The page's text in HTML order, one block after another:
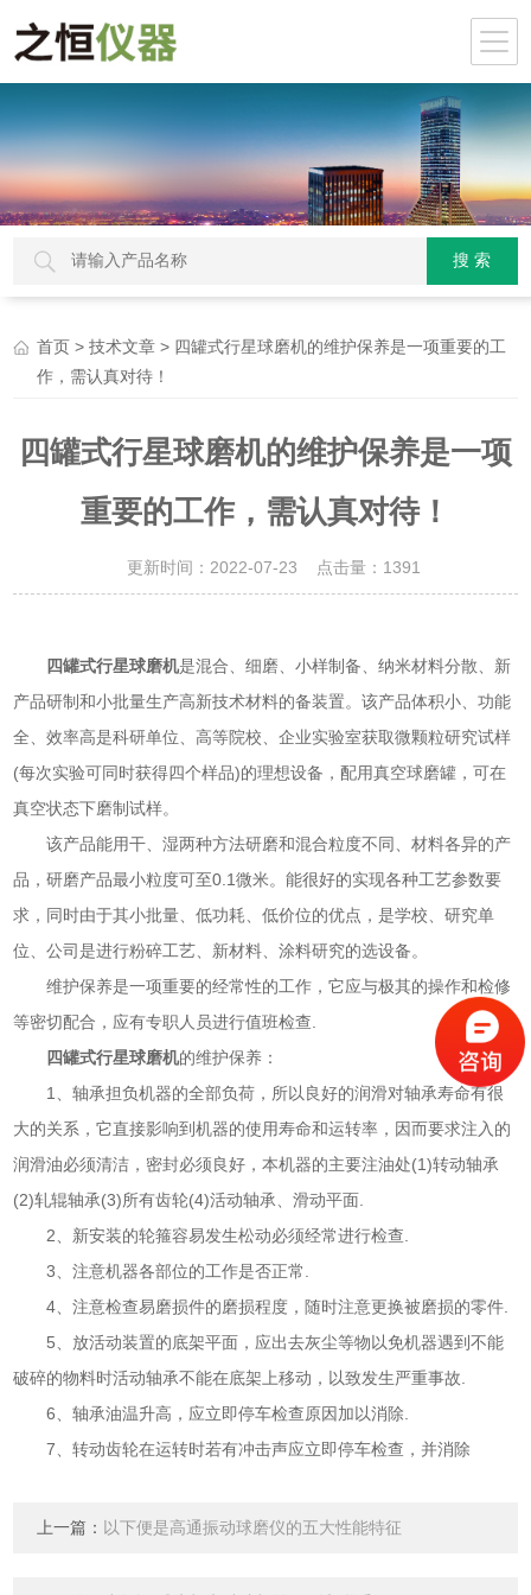
首页 >技术文章 > 四罐式行星球磨机的维护保养是一项重要的工
作，需认真对待！
四罐式行星球磨机的维护保养是一项
重要的工作，需认真对待！
更新时间：2022-07-23 点击量： 1391
四罐式行星球磨机是混合、细磨、小样制备、纳米材料分散、新
产品研制和小批量生产高新技术材料的备装置。该产品体积小、功能
全、效率高是科研单位、高等院校、企业实验室获取微颗粒研究试样
(每次实验可同时获得四个样品)的理想设备，配用真空球磨罐，可在
真空状态下磨制试样。
该产品能用干、湿两种方法研磨和混合粒度不同、材料各异的产
品，研磨产品最小粒度可至0.1微米。能很好的实现各种工艺参数要
求，同时由于其小批量、低功耗、低价位的优点，是学校、研究单
位、公司是进行粉碎工艺、新材料、涂料研究的选设备。
维护保养是一项重要的经常性的工作，它应与极其的操作和检修
等密切配合，应有专职人员进行值班检查.
四罐式行星球磨机的维护保养：
1、轴承担负机器的全部负荷，所以良好的润滑对轴承寿命有很
大的关系，它直接影响到机器的使用寿命和运转率，因而要求注入的
润滑油必须清洁，密封必须良好，本机器的主要注油处(1)转动轴承
(2)轧辊轴承(3)所有齿轮(4)活动轴承、滑动平面.
2、新安装的轮箍容易发生松动必须经常进行检查.
3、注意机器各部位的工作是否正常.
4、注意检查易磨损件的磨损程度，随时注意更换被磨损的零件.
5、放活动装置的底架平面，应出去灰尘等物以免机器遇到不能
破碎的物料时活动轴承不能在底架上移动，以致发生严重事故.
6、轴承油温升高，应立即停车检查原因加以消除.
7、转动齿轮在运转时若有冲击声应立即停车检查，并消除
上一篇： 以下便是高通振动球磨仪的五大性能特征